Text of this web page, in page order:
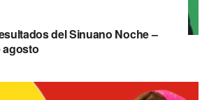
del Sinuano Noche –
agosto